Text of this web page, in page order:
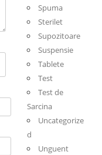
Spuma
Sterilet
Supozitoare
Suspensie
Tablete
Test
Test de
Sarcina
Uncategorize
d
Unguent